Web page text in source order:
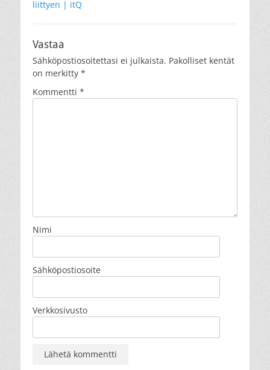
liittyen | itQ
Vastaa
Sähköpostiosoitettasi ei julkaista. Pakolliset kentät
on merkitty *
Kommentti *
Nimi
Sähköpostiosoite
Verkkosivusto